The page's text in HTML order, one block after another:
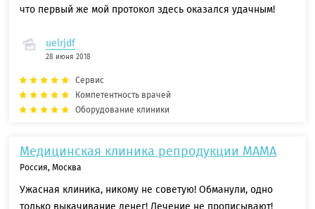
что первый же мой протокол здесь оказался удачным!
uelrjdf
28 июня 2018
Сервис
Компетентность врачей
Оборудование клиники
Медицинская клиника репродукции МАМА
Россия, Москва
Ужасная клиника, никому не советую! Обманули, одно
только выкачивание денег! Лечение не прописывают!